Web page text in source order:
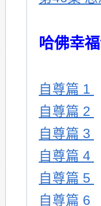
哈佛幸
自尊篇 1
自尊篇 2
自尊篇 3
自尊篇 4
自尊篇 5
自尊篇 6